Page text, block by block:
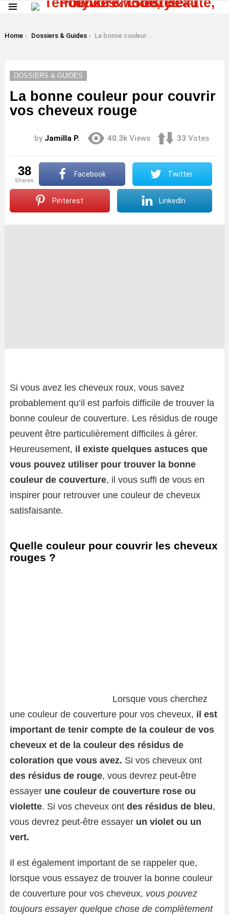
You are here:
Home Dossiers & Guides La bonne couleur pour couvrir vos cheveux rouge
DOSSIERS & GUIDES
La bonne couleur pour couvrir
vos cheveux rouge
by Jamilla P. 40.3k Views 33 Votes
38
shares
Facebook Twitter
Pinterest LinkedIn
Si vous avez les cheveux roux, vous savez
probablement qu’il est parfois difficile de trouver la
bonne couleur de couverture. Les résidus de rouge
peuvent être particulièrement difficiles à gérer.
Heureusement, il existe quelques astuces que
vous pouvez utiliser pour trouver la bonne
couleur de couverture, il vous suffi de vous en
inspirer pour retrouver une couleur de cheveux
satisfaisante.
Quelle couleur pour couvrir les cheveux
rouges ?
Lorsque vous cherchez
une couleur de couverture pour vos cheveux, il est
important de tenir compte de la couleur de vos
cheveux et de la couleur des résidus de
coloration que vous avez. Si vos cheveux ont
des résidus de rouge, vous devrez peut-être
essayer une couleur de couverture rose ou
violette. Si vos cheveux ont des résidus de bleu,
vous devrez peut-être essayer un violet ou un
vert.
Il est également important de se rappeler que,
lorsque vous essayez de trouver la bonne couleur
de couverture pour vos cheveux, vous pouvez
toujours essayer quelque chose de complètement